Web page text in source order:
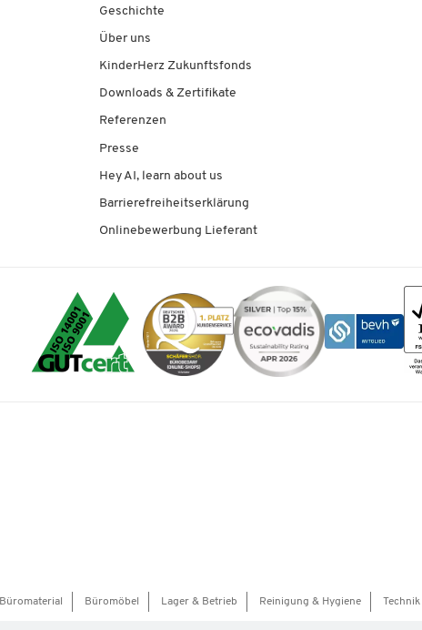
Geschichte
Über uns
KinderHerz Zukunftsfonds
Downloads & Zertifikate
Referenzen
Presse
Hey AI, learn about us
Barrierefreiheitserklärung
Onlinebewerbung Lieferant
Büromaterial Büromöbel Lager & Betrieb Reinigung & Hygiene Technik